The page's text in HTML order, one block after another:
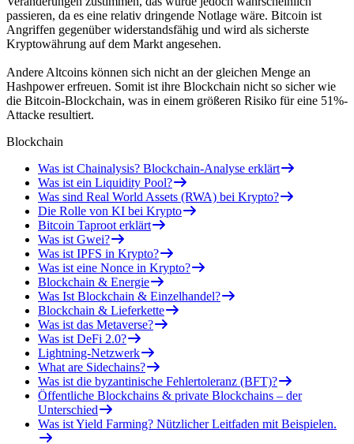
passieren, da es eine relativ dringende Notlage wäre. Bitcoin ist
Angriffen gegenüber widerstandsfähig und wird als sicherste
Kryptowährung auf dem Markt angesehen.
Andere Altcoins können sich nicht an der gleichen Menge an
Hashpower erfreuen. Somit ist ihre Blockchain nicht so sicher wie
die Bitcoin-Blockchain, was in einem größeren Risiko für eine 51%-
Attacke resultiert.
Blockchain
Was ist Chainalysis? Blockchain-Analyse erklärt
Was ist ein Liquidity Pool?
Was sind Real World Assets (RWA) bei Krypto?
Die Rolle von KI bei Krypto
Bitcoin Taproot erklärt
Was ist Gwei?
Was ist IPFS in Krypto?
Was ist eine Nonce in Krypto?
Blockchain & Energie
Was Ist Blockchain & Einzelhandel?
Blockchain & Lieferkette
Was ist das Metaverse?
Was ist DeFi 2.0?
Lightning-Netzwerk
What are Sidechains?
Was ist die byzantinische Fehlertoleranz (BFT)?
Öffentliche Blockchains & private Blockchains – der
Unterschied
Was ist Yield Farming? Nützlicher Leitfaden mit Beispielen.